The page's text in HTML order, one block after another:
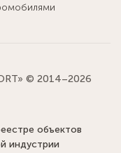
© 2014–2026
объектов
индустрии